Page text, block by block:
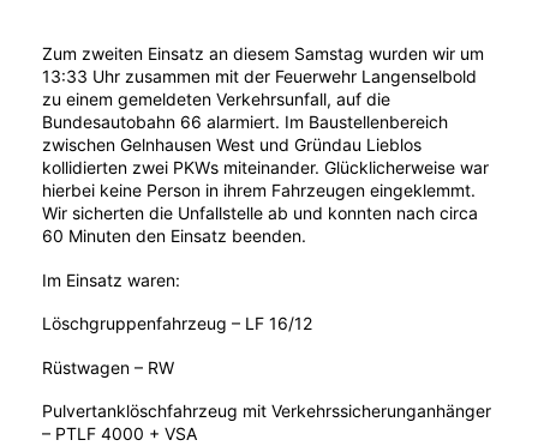
Zum zweiten Einsatz an diesem Samstag wurden wir um
13:33 Uhr zusammen mit der Feuerwehr Langenselbold
zu einem gemeldeten Verkehrsunfall, auf die
Bundesautobahn 66 alarmiert. Im Baustellenbereich
zwischen Gelnhausen West und Gründau Lieblos
kollidierten zwei PKWs miteinander. Glücklicherweise war
hierbei keine Person in ihrem Fahrzeugen eingeklemmt.
Wir sicherten die Unfallstelle ab und konnten nach circa
60 Minuten den Einsatz beenden.
Im Einsatz waren:
Löschgruppenfahrzeug – LF 16/12
Rüstwagen – RW
Pulvertanklöschfahrzeug mit Verkehrssicherunganhänger
– PTLF 4000 + VSA